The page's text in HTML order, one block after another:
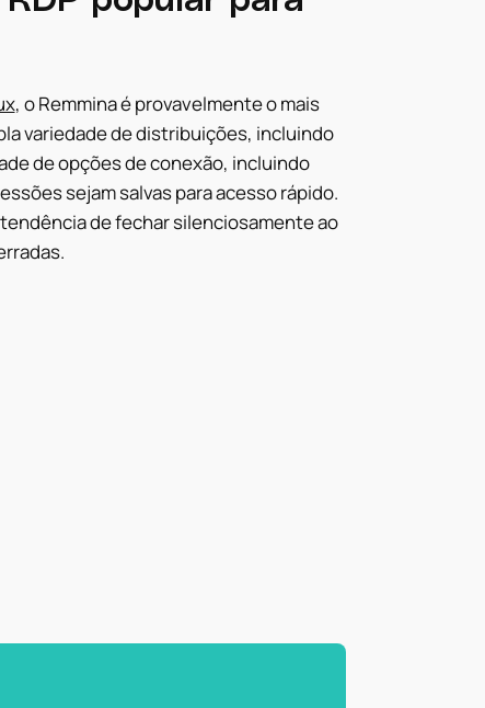
, o Remmina é provavelmente o mais
variedade de distribuições, incluindo
de opções de conexão, incluindo
sejam salvas para acesso rápido.
de fechar silenciosamente ao